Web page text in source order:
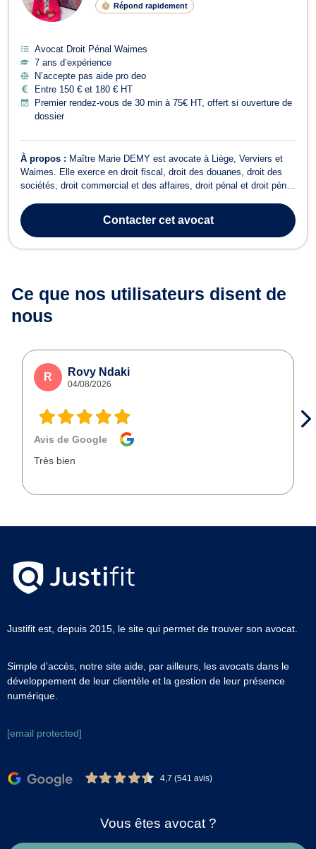
Répond rapidement
Avocat Droit Pénal Waimes
7 ans d’expérience
N’accepte pas aide pro deo
Entre 150 € et 180 € HT
Premier rendez-vous de 30 min à 75€ HT, offert si ouverture de
dossier
À propos : Maître Marie DEMY est avocate à Liège, Verviers et
Waimes. Elle exerce en droit fiscal, droit des douanes, droit des
sociétés, droit commercial et des affaires, droit pénal et droit pénal
vous accompagne tant en matière de fiscalité directe (impôt des
personn...
Contactercet avocat
Ce que nos utilisateurs disent de
nous
R Rovy Ndaki
04/08/2026
Avis de Google
Très bien
Justifit est, depuis 2015, le site qui permet de trouver son avocat.
Simple d’accès, notre site aide, par ailleurs, les avocats dans le
développement de leur clientèle et la gestion de leur présence
numérique.
[email protected]
4,7 (541 avis)
Vous êtes avocat ?